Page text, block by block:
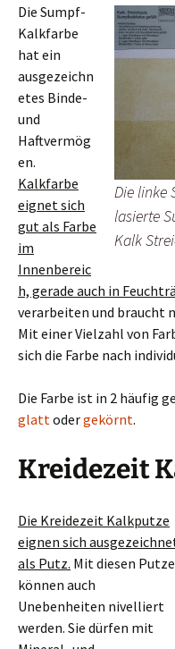
Die linke
lasierte
Kalk
Die Sumpf-
Kalkfarbe
hat ein
ausgezeichn
etes Binde-
und
Haftvermög
en.
Kalkfarbe
eignet sich
gut als Farbe
im
Innenbereic
h, gerade auch in
verarbeiten und braucht
Mit einer Vielzahl von
sich die Farbe nach
Die Farbe ist in 2 häufig
glatt odergekörnt.
Kreidezeit
Die Kreidezeit Kalkputze
eignen sich
als Putz. Mit diesen
können auch
Unebenheiten nivelliert
werden. Sie dürfen mit